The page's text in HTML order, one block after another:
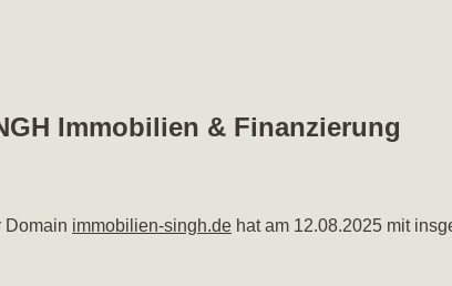
Immobilien & Finanzierung
Domain immobilien-singh.de hat am 12.08.2025 mit